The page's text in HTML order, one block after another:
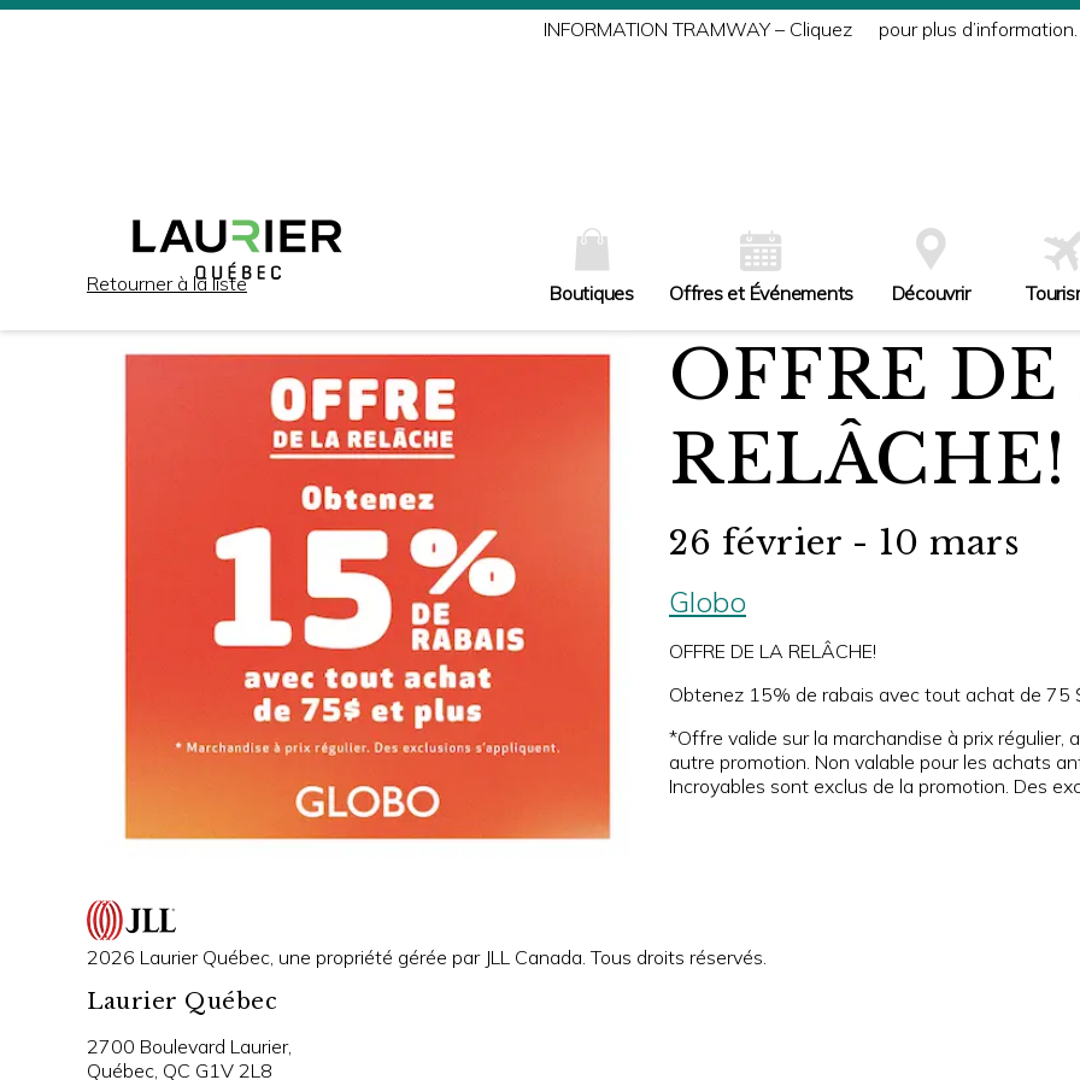
INFORMATION TRAMWAY – Cliquez pour plus d’information.
Boutiques Offres et Événements Découvrir
Retourner à la liste
OFFRE DE
RELÂCHE!
26 février - 10 mars
Globo
OFFRE DE LA RELÂCHE!
Obtenez 15% de rabais avec tout achat de 75
*Offre valide sur la marchandise à prix régulier,
autre promotion. Non valable pour les achats
Incroyables sont exclus de la promotion. Des
2026 Laurier Québec, une propriété gérée par JLL Canada. Tous droits réservés.
Laurier Québec
2700 Boulevard Laurier,
Québec, QC G1V 2L8